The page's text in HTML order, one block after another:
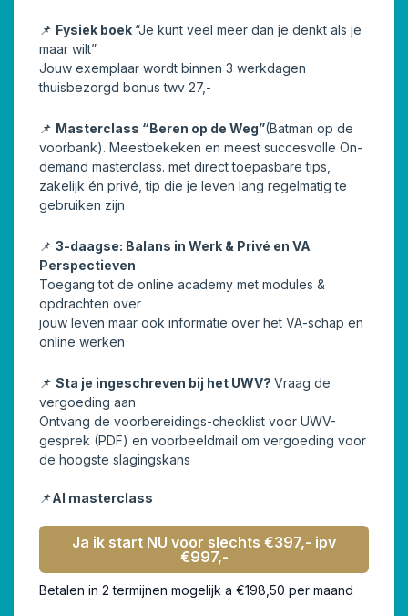
📌 Fysiek boek “Je kunt veel meer dan je denkt als je
maar wilt”
Jouw exemplaar wordt binnen 3 werkdagen
thuisbezorgd bonus twv 27,-
📌 Masterclass “Beren op de Weg”(Batman op de
voorbank). Meestbekeken en meest succesvolle On-
demand masterclass. met direct toepasbare tips,
zakelijk én privé, tip die je leven lang regelmatig te
gebruiken zijn
📌 3-daagse: Balans in Werk & Privé en VA
Perspectieven
Toegang tot de online academy met modules &
opdrachten over
jouw leven maar ook informatie over het VA-schap en
online werken
📌 Sta je ingeschreven bij het UWV? Vraag de
vergoeding aan
Ontvang de voorbereidings-checklist voor UWV-
gesprek (PDF) en voorbeeldmail om vergoeding voor
de hoogste slagingskans
📌AI masterclass
Ja ik start NU voor slechts €397,- ipv
€997,-
Betalen in 2 termijnen mogelijk a €198,50 per maand